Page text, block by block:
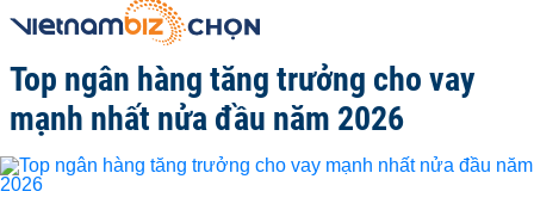
Top ngân hàng tăng trưởng cho vay
mạnh nhất nửa đầu năm 2026